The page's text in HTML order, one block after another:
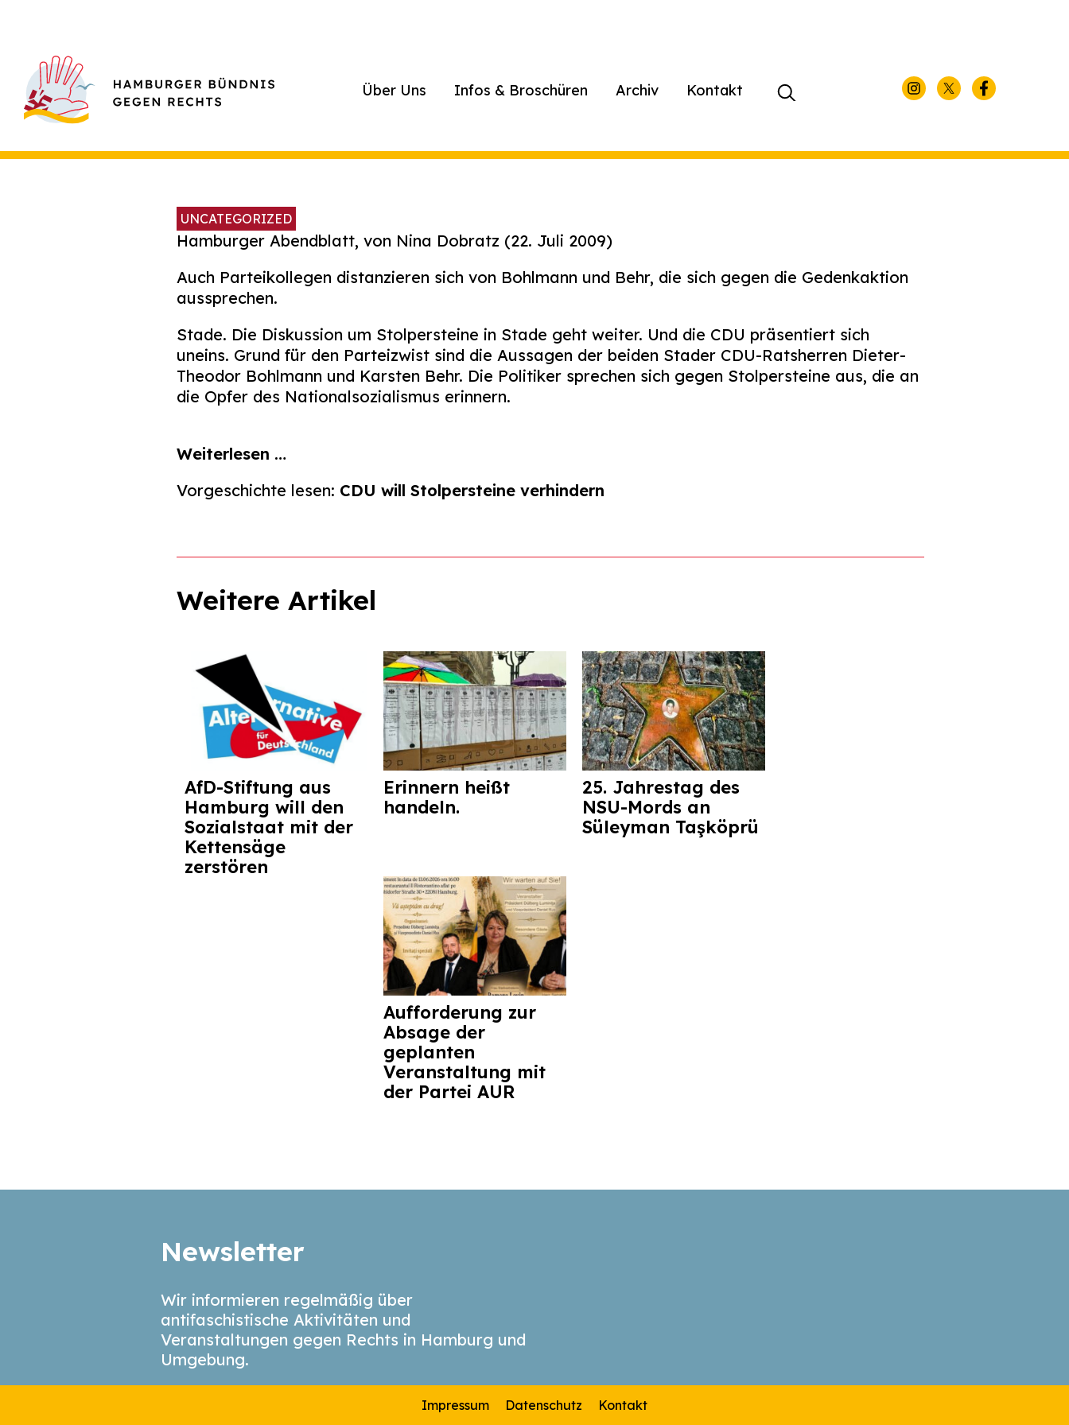
Über Uns Infos & Broschüren Archiv KontaktSuchen
UNCATEGORIZED
Hamburger Abendblatt, von Nina Dobratz (22. Juli 2009)
Auch Parteikollegen distanzieren sich von Bohlmann und Behr, die sich gegen die Gedenkaktion
aussprechen.
Stade. Die Diskussion um Stolpersteine in Stade geht weiter. Und die CDU präsentiert sich
uneins. Grund für den Parteizwist sind die Aussagen der beiden Stader CDU-Ratsherren Dieter-
Theodor Bohlmann und Karsten Behr. Die Politiker sprechen sich gegen Stolpersteine aus, die an
die Opfer des Nationalsozialismus erinnern.
Weiterlesen …
Vorgeschichte lesen: CDU will Stolpersteine verhindern
Weitere Artikel
AfD-Stiftung aus
Hamburg will den
Sozialstaat mit der
Kettensäge
zerstören
Erinnern heißt
handeln.
25. Jahrestag des
NSU-Mords an
Süleyman Taşköprü
Aufforderung zur
Absage der
geplanten
Veranstaltung mit
der Partei AUR
Newsletter
Wir informieren regelmäßig über
antifaschistische Aktivitäten und
Veranstaltungen gegen Rechts in Hamburg und
Umgebung.
Impressum Datenschutz Kontakt